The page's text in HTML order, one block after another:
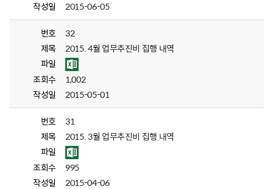
작성일
2015-06-05
번호
32
제목
2015. 4월 업무추진비 집행 내역
파일
조회수
1,002
작성일
2015-05-01
번호
31
제목
2015. 3월 업무추진비 집행 내역
파일
조회수
995
작성일
2015-04-06